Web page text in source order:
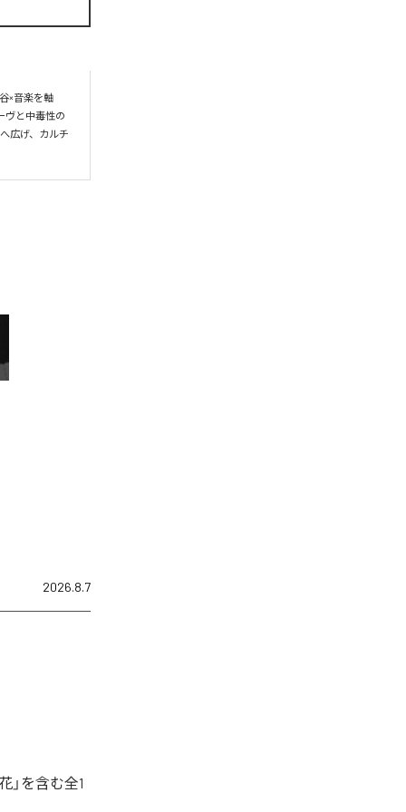
×音楽を軸
ヴと中毒性の
広げ、カルチ
2026.8.7
」を含む全1